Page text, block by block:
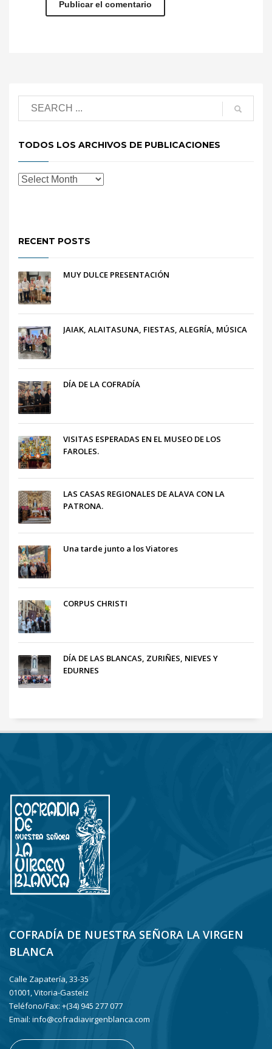
TODOS LOS ARCHIVOS DE PUBLICACIONES
RECENT POSTS
MUY DULCE PRESENTACIÓN
JAIAK, ALAITASUNA, FIESTAS, ALEGRÍA, MÚSICA
DÍA DE LA COFRADÍA
VISITAS ESPERADAS EN EL MUSEO DE LOS
FAROLES.
LAS CASAS REGIONALES DE ALAVA CON LA
PATRONA.
Una tarde junto a los Viatores
CORPUS CHRISTI
DÍA DE LAS BLANCAS, ZURIÑES, NIEVES Y
EDURNES
COFRADÍA DE NUESTRA SEÑORA LA VIRGEN
BLANCA
Calle Zapatería, 33-35
01001, Vitoria-Gasteiz
Teléfono/Fax: +(34) 945 277 077
Email: info@cofradiavirgenblanca.com